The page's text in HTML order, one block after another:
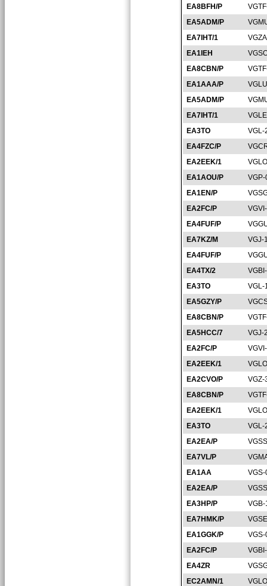
EA8BFH/P
EA5ADM/P
EA7IHT/1
EA1IEH
EA8CBN/P
EA1AAA/P
EA5ADM/P
EA7IHT/1
EA3TO
VGL-
EA4FZC/P
EA2EEK/1
EA1AOU/P
EA1EN/P
EA2FC/P
EA4FUF/P
EA7KZ/M
VGJ-
EA4FUF/P
EA4TX/2
EA3TO
VGL-
EA5GZY/P
EA8CBN/P
EA5HCC/7
VGJ-
EA2FC/P
EA2EEK/1
EA2CVO/P
VGZ-
EA8CBN/P
EA2EEK/1
EA3TO
VGL-
EA2EA/P
EA7VL/P
EA1AA
EA2EA/P
EA3HP/P
VGB-
EA7HMK/P
EA1GGK/P
EA2FC/P
EA4ZR
EC2AMN/1